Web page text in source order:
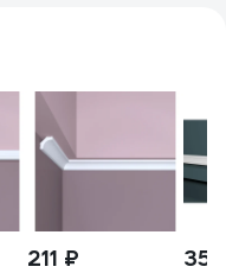
211 ₽